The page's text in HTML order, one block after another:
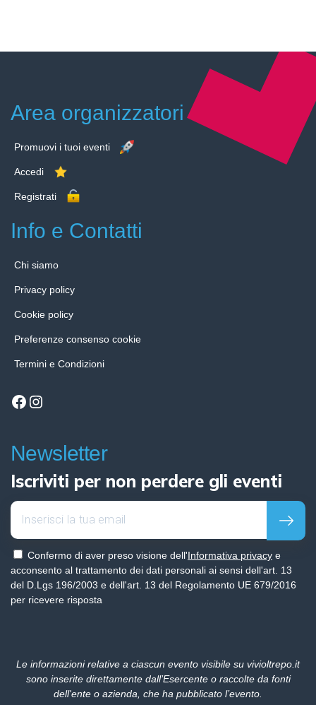
Area organizzatori
Promuovi i tuoi eventi
Accedi
Registrati
Info e Contatti
Chi siamo
Privacy policy
Cookie policy
Preferenze consenso cookie
Termini e Condizioni
Facebook
Instagram
Newsletter
Iscriviti per non perdere gli eventi
Confermo di aver preso visione dell'Informativa privacy e
acconsento al trattamento dei dati personali ai sensi dell'art. 13
del D.Lgs 196/2003 e dell'art. 13 del Regolamento UE 679/2016
per ricevere risposta
Le informazioni relative a ciascun evento visibile su vivioltrepo.it
sono inserite direttamente dall’Esercente o raccolte da fonti
dell'ente o azienda, che ha pubblicato l’evento.